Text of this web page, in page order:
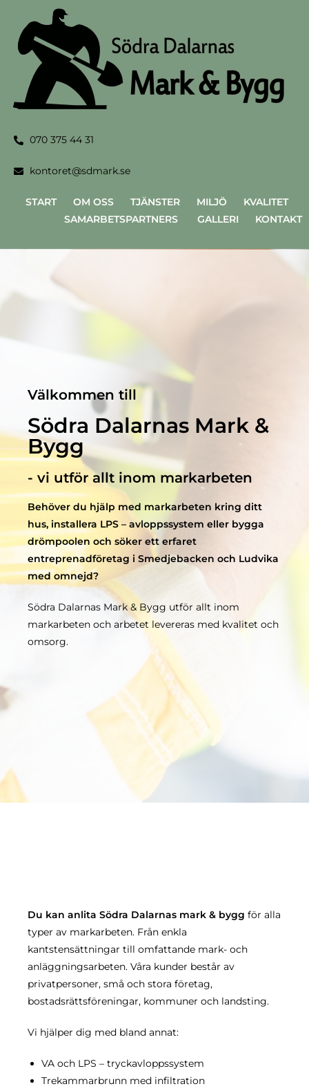
070 375 44 31
kontoret@sdmark.se
START OM OSS TJÄNSTER MILJÖ KVALITET
SAMARBETSPARTNERS GALLERI KONTAKT
Välkommen till
Södra Dalarnas Mark &
Bygg
- vi utför allt inom markarbeten
Behöver du hjälp med markarbeten kring ditt
hus, installera LPS – avloppssystem eller bygga
drömpoolen och söker ett erfaret
entreprenadföretag i Smedjebacken och Ludvika
med omnejd?
Södra Dalarnas Mark & Bygg utför allt inom
markarbeten och arbetet levereras med kvalitet och
omsorg.
Du kan anlita Södra Dalarnas mark & bygg för alla
typer av markarbeten. Från enkla
kantstensättningar till omfattande mark- och
anläggningsarbeten. Våra kunder består av
privatpersoner, små och stora företag,
bostadsrättsföreningar, kommuner och landsting.
Vi hjälper dig med bland annat:
VA och LPS – tryckavloppssystem
Trekammarbrunn med infiltration